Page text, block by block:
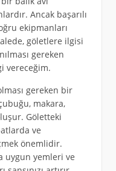
Ancak başarılı
ekipmanları
göletlere ilgisi
gereken
vereceğim.
gereken bir
makara,
Göletteki
ve
önemlidir.
uygun yemleri ve